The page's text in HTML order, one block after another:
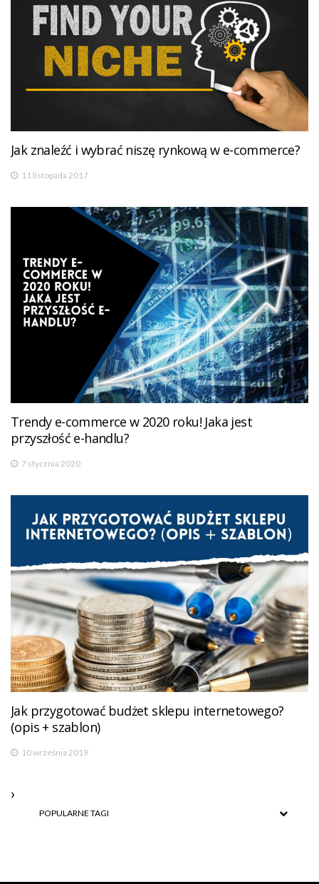
Jak znaleźć i wybrać niszę rynkową w e-commerce?
11 listopada 2017
Trendy e-commerce w 2020 roku! Jaka jest
przyszłość e-handlu?
7 stycznia 2020
Jak przygotować budżet sklepu internetowego?
(opis + szablon)
10 września 2019
POPULARNE TAGI